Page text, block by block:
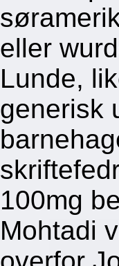
eller
Lunde,
generisk
100mg
Mohtadi